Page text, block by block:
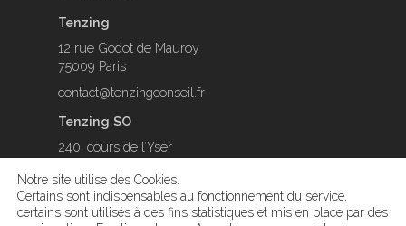
Tenzing
12 rue Godot de Mauroy
75009 Paris
contact@tenzingconseil.fr
Tenzing SO
240, cours de l’Yser
contact@tenzingconseil.fr
Notre site utilise des Cookies.
Certains sont indispensables au fonctionnement du service,
certains sont utilisés à des fins statistiques et mis en place par des